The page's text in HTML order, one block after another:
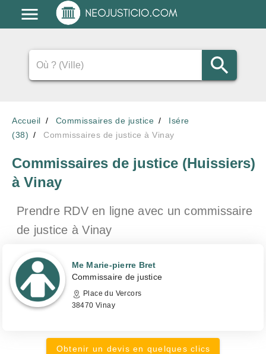
Accueil Commissaires de justice
Isére
(38)
Commissaires de justice à Vinay
Commissaires de justice (Huissiers)
à Vinay
Prendre RDV en ligne avec un commissaire
de justice à Vinay
Me Marie-pierre Bret
Commissaire de justice
Place du Vercors
38470 Vinay
Obtenir un devis en quelques clics